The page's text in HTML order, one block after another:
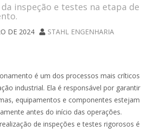
inspeção e testes na etapa de
DE 2024
STAHL ENGENHARIA
é um dos processos mais críticos
industrial. Ela é responsável por garantir
equipamentos e componentes estejam
antes do início das operações.
de inspeções e testes rigorosos é